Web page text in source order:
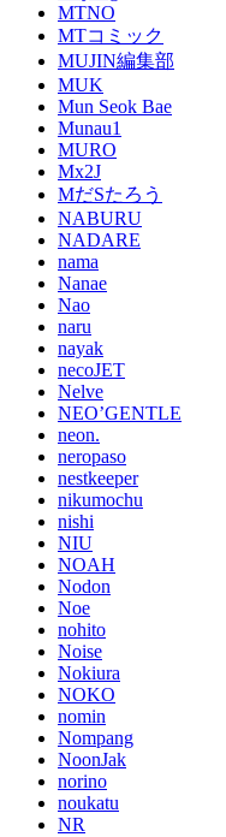
MTNO
MTコミック
MUJIN編集部
MUK
Mun Seok Bae
Munau1
MURO
Mx2J
MだSたろう
NABURU
NADARE
nama
Nanae
Nao
naru
nayak
necoJET
Nelve
NEO’GENTLE
neon.
neropaso
nestkeeper
nikumochu
nishi
NIU
NOAH
Nodon
Noe
nohito
Noise
Nokiura
NOKO
nomin
Nompang
NoonJak
norino
noukatu
NR